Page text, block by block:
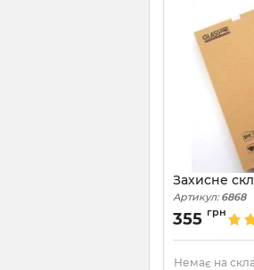
Захисне
Артикул:6868
355 грн
Немає на